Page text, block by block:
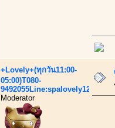
+Lovely+(ทุกวัน11:00-
05:00)T080-
9492055Line:spalovely123
Moderator